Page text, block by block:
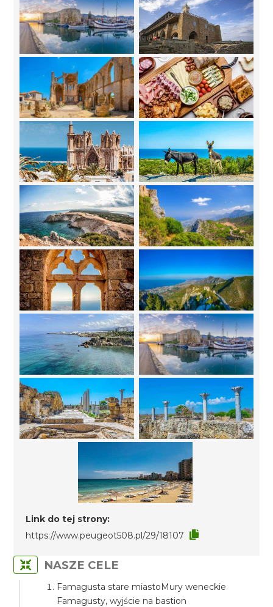
Link do tej strony:
https://www.peugeot508.pl/29/18107
NASZE CELE
Famagusta stare miastoMury weneckie
Famagusty, wyjście na bastion